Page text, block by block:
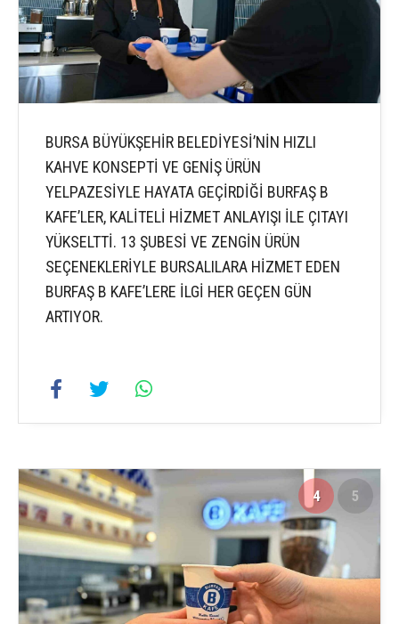
BURSA BÜYÜKŞEHİR BELEDİYESİ’NİN HIZLI
KAHVE KONSEPTİ VE GENİŞ ÜRÜN
YELPAZESİYLE HAYATA GEÇİRDİĞİ BURFAŞ B
KAFE’LER, KALİTELİ HİZMET ANLAYIŞI İLE ÇITAYI
YÜKSELTTİ. 13 ŞUBESİ VE ZENGİN ÜRÜN
SEÇENEKLERİYLE BURSALILARA HİZMET EDEN
BURFAŞ B KAFE’LERE İLGİ HER GEÇEN GÜN
ARTIYOR.
4 5